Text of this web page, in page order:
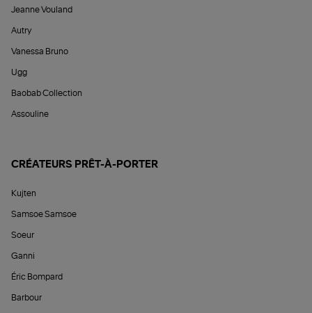
Jeanne Vouland
Autry
Vanessa Bruno
Ugg
Baobab Collection
Assouline
CRÉATEURS PRÊT-À-PORTER
Kujten
Samsoe Samsoe
Soeur
Ganni
Éric Bompard
Barbour